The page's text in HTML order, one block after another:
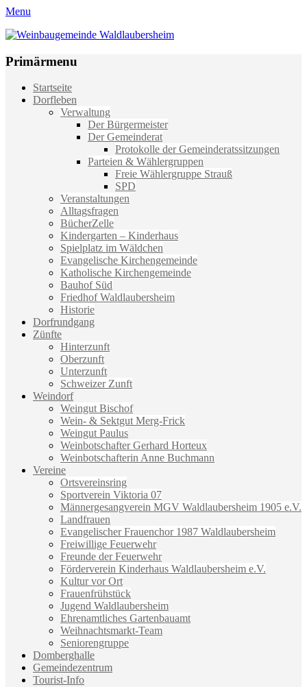
Menu
Weinbaugemeinde Waldlaubersheim
Primärmenu
Weiter
zum
Startseite
Dorfleben
Verwaltung
Der Bürgermeister
Der Gemeinderat
Protokolle der Gemeinderatssitzungen
Parteien & Wählergruppen
Freie Wählergruppe Strauß
SPD
Veranstaltungen
Alltagsfragen
BücherZelle
Kindergarten – Kinderhaus
Spielplatz im Wäldchen
Evangelische Kirchengemeinde
Katholische Kirchengemeinde
Bauhof Süd
Friedhof Waldlaubersheim
Historie
Dorfrundgang
Zünfte
Hinterzunft
Oberzunft
Unterzunft
Schweizer Zunft
Weindorf
Weingut Bischof
Wein- & Sektgut Merg-Frick
Weingut Paulus
Weinbotschafter Gerhard Horteux
Weinbotschafterin Anne Buchmann
Vereine
Ortsvereinsring
Sportverein Viktoria 07
Männergesangverein MGV Waldlaubersheim 1905 e.V.
Landfrauen
Evangelischer Frauenchor 1987 Waldlaubersheim
Freiwillige Feuerwehr
Freunde der Feuerwehr
Förderverein Kinderhaus Waldlaubersheim e.V.
Kultur vor Ort
Frauenfrühstück
Jugend Waldlaubersheim
Ehrenamtliches Gartenbauamt
Weihnachtsmarkt-Team
Seniorengruppe
Domberghalle
Gemeindezentrum
Tourist-Info